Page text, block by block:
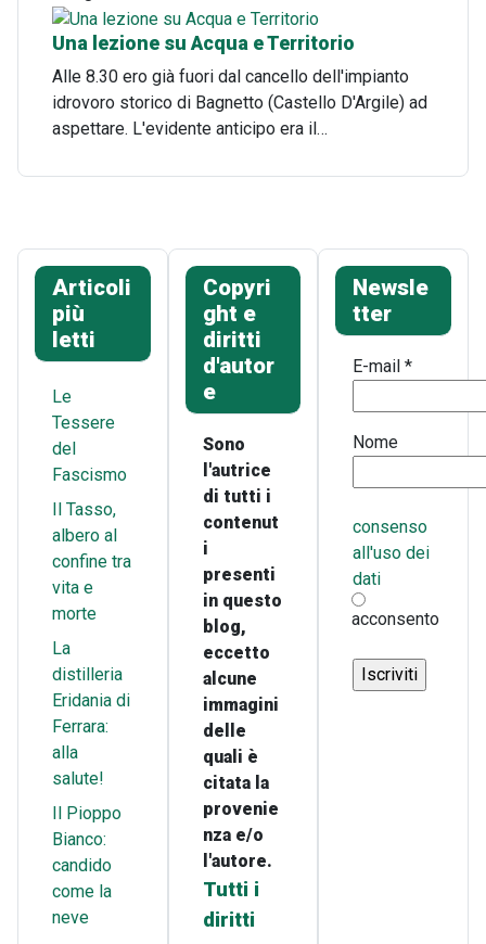
Una lezione su Acqua e Territorio
Alle 8.30 ero già fuori dal cancello dell'impianto
idrovoro storico di Bagnetto (Castello D'Argile) ad
aspettare. L'evidente anticipo era il…
Articoli
più
letti
Le
Tessere
del
Fascismo
Il Tasso,
albero al
confine tra
vita e
morte
La
distilleria
Eridania di
Ferrara:
alla
salute!
Il Pioppo
Bianco:
candido
come la
neve
Copyri
ght e
diritti
d'autor
e
Sono
l'autrice
di tutti i
contenut
i
presenti
in questo
blog,
eccetto
alcune
immagini
delle
quali è
citata la
provenie
nza e/o
l'autore.
Tutti i
diritti
Newsle
tter
E-mail*
Nome
consenso
all'uso dei
dati
acconsento